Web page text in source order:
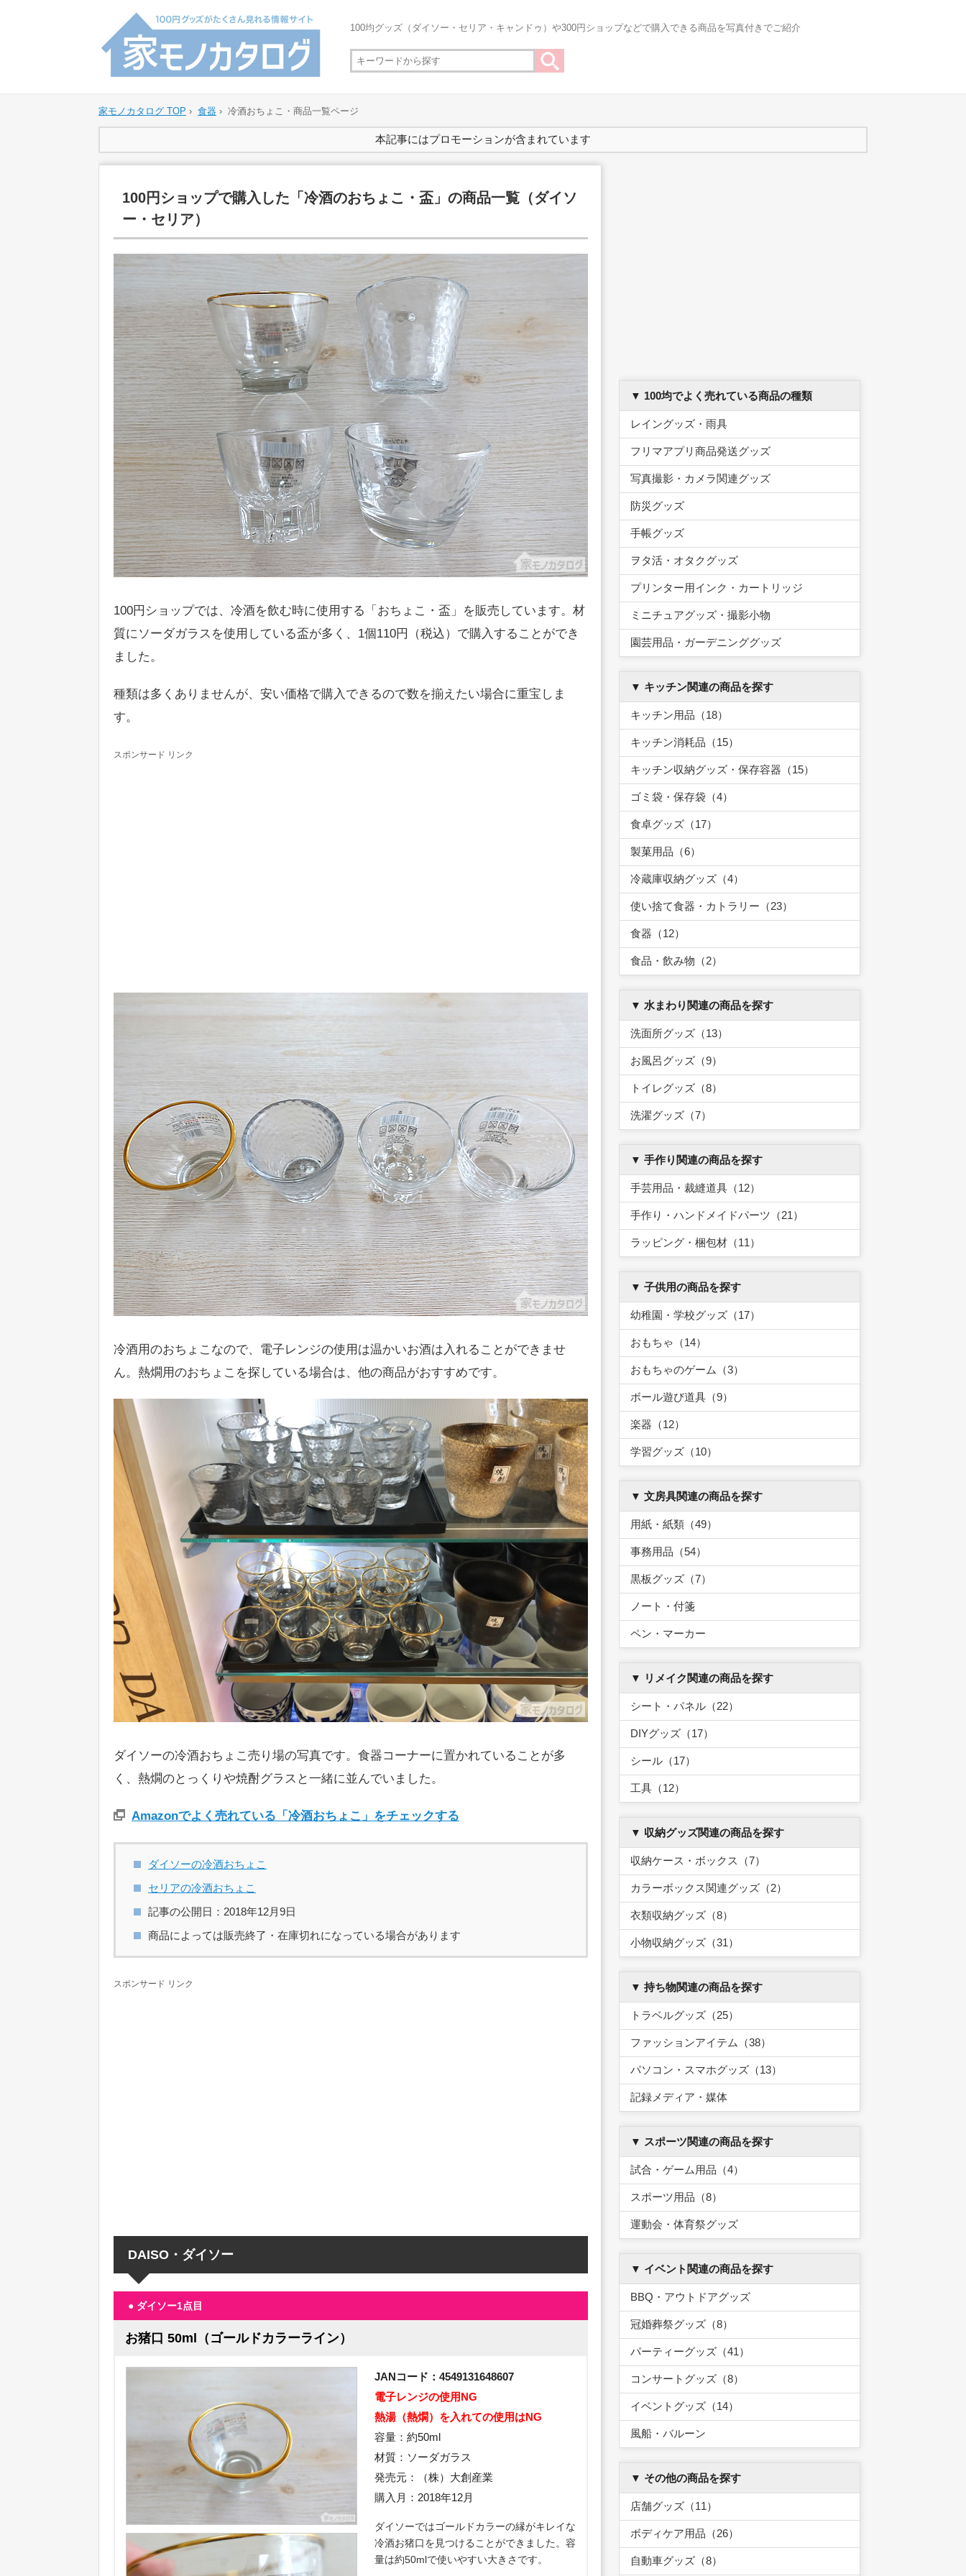
100均グッズ（ダイソー・セリア・キャンドゥ）や300円ショップなどで購入できる商品を写真付きでご紹介
家モノカタログ TOP › 食器 › 冷酒おちょこ・商品一覧ページ
本記事にはプロモーションが含まれています
100円ショップで購入した「冷酒のおちょこ・盃」の商品一覧（ダイソ
ー・セリア）
100円ショップでは、冷酒を飲む時に使用する「おちょこ・盃」を販売しています。材
質にソーダガラスを使用している盃が多く、1個110円（税込）で購入することができ
ました。
種類は多くありませんが、安い価格で購入できるので数を揃えたい場合に重宝しま
す。
スポンサード リンク
冷酒用のおちょこなので、電子レンジの使用は温かいお酒は入れることができませ
ん。熱燗用のおちょこを探している場合は、他の商品がおすすめです。
ダイソーの冷酒おちょこ売り場の写真です。食器コーナーに置かれていることが多
く、熱燗のとっくりや焼酎グラスと一緒に並んでいました。
Amazonでよく売れている「冷酒おちょこ」をチェックする
ダイソーの冷酒おちょこ
セリアの冷酒おちょこ
記事の公開日：2018年12月9日
商品によっては販売終了・在庫切れになっている場合があります
スポンサード リンク
DAISO・ダイソー
● ダイソー1点目
お猪口 50ml（ゴールドカラーライン）
JANコード：4549131648607
電子レンジの使用NG
熱湯（熱燗）を入れての使用はNG
容量：約50ml
材質：ソーダガラス
発売元：（株）大創産業
購入月：2018年12月
ダイソーではゴールドカラーの縁がキレイな
冷酒お猪口を見つけることができました。容
量は約50mlで使いやすい大きさです。
▼ 100均でよく売れている商品の種類
レイングッズ・雨具
フリマアプリ商品発送グッズ
写真撮影・カメラ関連グッズ
防災グッズ
手帳グッズ
ヲタ活・オタクグッズ
プリンター用インク・カートリッジ
ミニチュアグッズ・撮影小物
園芸用品・ガーデニンググッズ
▼ キッチン関連の商品を探す
キッチン用品（18）
キッチン消耗品（15）
キッチン収納グッズ・保存容器（15）
ゴミ袋・保存袋（4）
食卓グッズ（17）
製菓用品（6）
冷蔵庫収納グッズ（4）
使い捨て食器・カトラリー（23）
食器（12）
食品・飲み物（2）
▼ 水まわり関連の商品を探す
洗面所グッズ（13）
お風呂グッズ（9）
トイレグッズ（8）
洗濯グッズ（7）
▼ 手作り関連の商品を探す
手芸用品・裁縫道具（12）
手作り・ハンドメイドパーツ（21）
ラッピング・梱包材（11）
▼ 子供用の商品を探す
幼稚園・学校グッズ（17）
おもちゃ（14）
おもちゃのゲーム（3）
ボール遊び道具（9）
楽器（12）
学習グッズ（10）
▼ 文房具関連の商品を探す
用紙・紙類（49）
事務用品（54）
黒板グッズ（7）
ノート・付箋
ペン・マーカー
▼ リメイク関連の商品を探す
シート・パネル（22）
DIYグッズ（17）
シール（17）
工具（12）
▼ 収納グッズ関連の商品を探す
収納ケース・ボックス（7）
カラーボックス関連グッズ（2）
衣類収納グッズ（8）
小物収納グッズ（31）
▼ 持ち物関連の商品を探す
トラベルグッズ（25）
ファッションアイテム（38）
パソコン・スマホグッズ（13）
記録メディア・媒体
▼ スポーツ関連の商品を探す
試合・ゲーム用品（4）
スポーツ用品（8）
運動会・体育祭グッズ
▼ イベント関連の商品を探す
BBQ・アウトドアグッズ
冠婚葬祭グッズ（8）
パーティーグッズ（41）
コンサートグッズ（8）
イベントグッズ（14）
風船・バルーン
▼ その他の商品を探す
店舗グッズ（11）
ボディケア用品（26）
自動車グッズ（8）